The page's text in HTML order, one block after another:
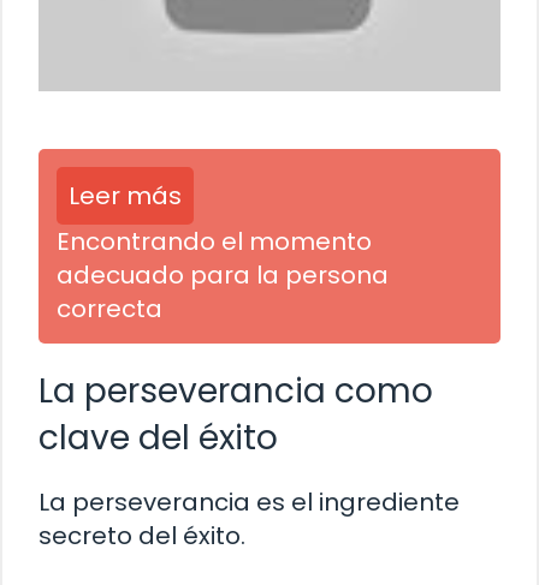
Leer más
Encontrando el momento
adecuado para la persona
correcta
La perseverancia como
clave del éxito
La perseverancia es el ingrediente
secreto del éxito.